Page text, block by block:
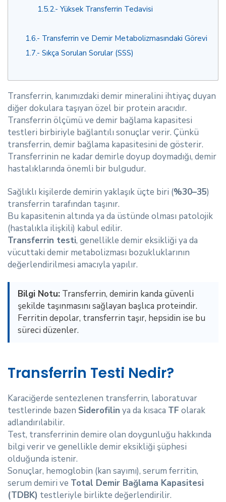
1.5.2. Yüksek Transferrin Tedavisi
1.6. Transferrin ve Demir Metabolizmasındaki Görevi
1.7. Sıkça Sorulan Sorular (SSS)
Transferrin, kanımızdaki demir mineralini ihtiyaç duyan
diğer dokulara taşıyan özel bir protein aracıdır.
Transferrin ölçümü ve demir bağlama kapasitesi
testleri birbiriyle bağlantılı sonuçlar verir. Çünkü
transferrin, demir bağlama kapasitesini de gösterir.
Transferrinin ne kadar demirle doyup doymadığı, demir
hastalıklarında önemli bir bulgudur.
Sağlıklı kişilerde demirin yaklaşık üçte biri (%30–35)
transferrin tarafından taşınır.
Bu kapasitenin altında ya da üstünde olması patolojik
(hastalıkla ilişkili) kabul edilir.
Transferrin testi, genellikle demir eksikliği ya da
vücuttaki demir metabolizması bozukluklarının
değerlendirilmesi amacıyla yapılır.
Bilgi Notu: Transferrin, demirin kanda güvenli
şekilde taşınmasını sağlayan başlıca proteindir.
Ferritin depolar, transferrin taşır, hepsidin ise bu
süreci düzenler.
Transferrin Testi Nedir?
Karaciğerde sentezlenen transferrin, laboratuvar
testlerinde bazen Siderofilin ya da kısaca TF olarak
adlandırılabilir.
Test, transferrinin demire olan doygunluğu hakkında
bilgi verir ve genellikle demir eksikliği şüphesi
olduğunda istenir.
Sonuçlar, hemoglobin (kan sayımı), serum ferritin,
serum demiri ve Total Demir Bağlama Kapasitesi
(TDBK) testleriyle birlikte değerlendirilir.